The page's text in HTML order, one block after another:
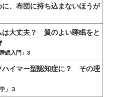
、布団に持ち込まないほうが
は大丈夫？ 質のよい睡眠をと
眠入門」3
ハイマー型認知症に？ その理
」３